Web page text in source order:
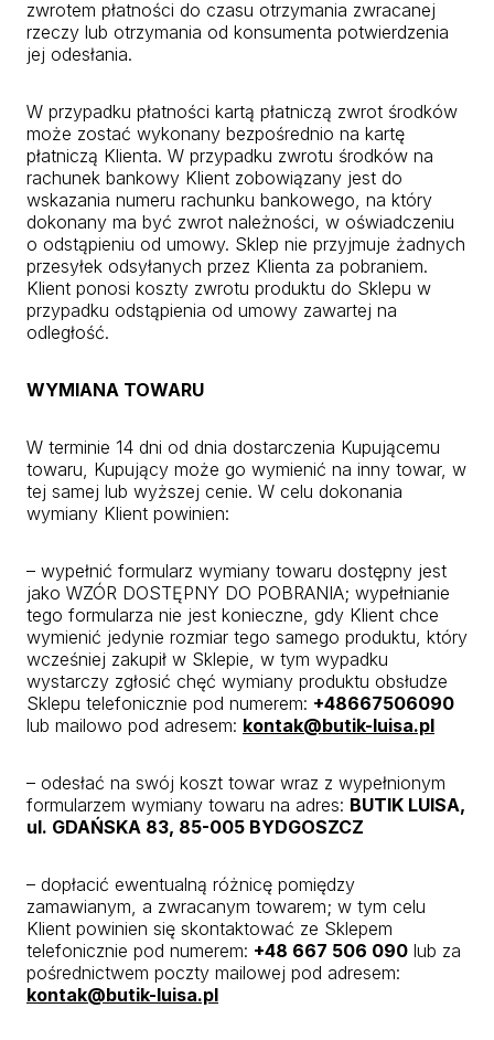
zwrotem płatności do czasu otrzymania zwracanej
rzeczy lub otrzymania od konsumenta potwierdzenia
jej odesłania.
W przypadku płatności kartą płatniczą zwrot środków
może zostać wykonany bezpośrednio na kartę
płatniczą Klienta. W przypadku zwrotu środków na
rachunek bankowy Klient zobowiązany jest do
wskazania numeru rachunku bankowego, na który
dokonany ma być zwrot należności, w oświadczeniu
o odstąpieniu od umowy. Sklep nie przyjmuje żadnych
przesyłek odsyłanych przez Klienta za pobraniem.
Klient ponosi koszty zwrotu produktu do Sklepu w
przypadku odstąpienia od umowy zawartej na
odległość.
WYMIANA TOWARU
W terminie 14 dni od dnia dostarczenia Kupującemu
towaru, Kupujący może go wymienić na inny towar, w
tej samej lub wyższej cenie. W celu dokonania
wymiany Klient powinien:
– wypełnić formularz wymiany towaru dostępny jest
jako WZÓR DOSTĘPNY DO POBRANIA; wypełnianie
tego formularza nie jest konieczne, gdy Klient chce
wymienić jedynie rozmiar tego samego produktu, który
wcześniej zakupił w Sklepie, w tym wypadku
wystarczy zgłosić chęć wymiany produktu obsłudze
Sklepu telefonicznie pod numerem: +48667506090
lub mailowo pod adresem: kontak@butik-luisa.pl
– odesłać na swój koszt towar wraz z wypełnionym
formularzem wymiany towaru na adres: BUTIK LUISA,
ul. GDAŃSKA 83, 85-005 BYDGOSZCZ
– dopłacić ewentualną różnicę pomiędzy
zamawianym, a zwracanym towarem; w tym celu
Klient powinien się skontaktować ze Sklepem
telefonicznie pod numerem: +48 667 506 090 lub za
pośrednictwem poczty mailowej pod adresem:
kontak@butik-luisa.pl